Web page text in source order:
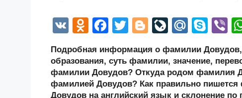
V
O
n
o
kl
F
c
e
b
T
tt
er
Bl
g
g
er
Li
e
J
o
M
.R
u
S
p
e
Vi
er
Подробная информация о фамилии Довудов,
образования, суть фамилии, значение,
фамилии Довудов? Откуда родом фамилия
фамилией Довудов? Как правильно
Довудов на английский язык и склонение